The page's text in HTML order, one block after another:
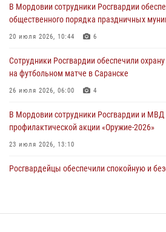
В Саранске росгвардейцы пресекли
«отдых» на лавочке закончился в отделе
04 августа 2026, 07:06
В Саранске сотрудники Росгвардии
нанесение побоев
03 августа 2026, 08:58
В Мордовии сотрудники Росгвардии
общественного порядка праздничных
20 июля 2026, 10:44 6
Сотрудники Росгвардии обеспечили
на футбольном матче в Саранске
26 июля 2026, 06:00 4
В Мордовии сотрудники Росгвардии и МВД
профилактической акции «Оружие‑2026»
23 июля 2026, 13:10
Росгвардейцы обеспечили спокойную и